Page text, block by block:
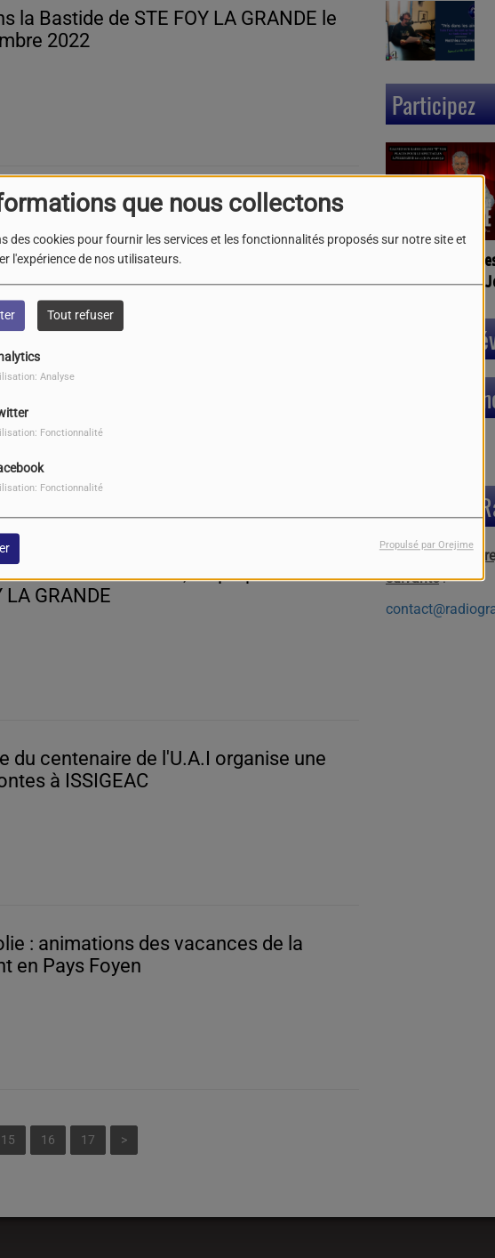
que nous collectons
des cookies pour fournir les services et les fonctionnalités proposés sur notre site et
l'expérience de nos utilisateurs.
Tout refuser
Analyse
Fonctionnalité
Fonctionnalité
Propulsé par Orejime
la Bastide de STE FOY LA GRANDE le
2022
chèque à la ligue contre le cancer
Noël à EYNESSE le Dimanche 04
2022
20 Novembre 2022, on prépare Noël à
LA GRANDE
du centenaire de l'U.A.I organise une
à ISSIGEAC
: animations des vacances de la
en Pays Foyen
15 16 17 >
Participez
Gagnez vos
le spectacles de
Prochains
Contactez
Pour nous
suivante: